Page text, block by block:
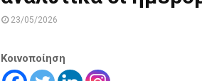
23/05/2026
Κοινοποίηση